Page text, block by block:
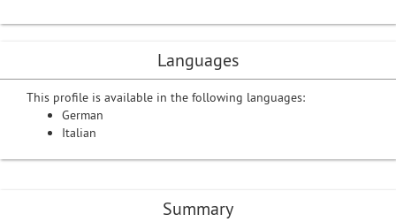
Summary
Languages
This profile is available in the following languages:
German
Italian